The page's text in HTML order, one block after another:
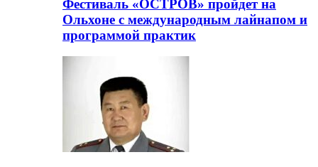
Фестиваль «ОСТРОВ» пройдет на
Ольхоне с международным лайнапом и
программой практик